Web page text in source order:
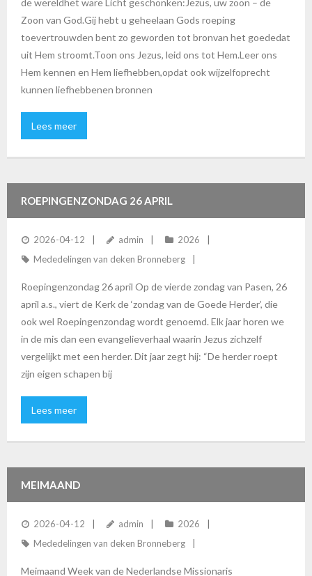
Zoon van God.Gij hebt u geheelaan Gods roeping
toevertrouwden bent zo geworden tot bronvan het goededat
uit Hem stroomt.Toon ons Jezus, leid ons tot Hem.Leer ons
Hem kennen en Hem liefhebben,opdat ook wijzelfoprecht
kunnen liefhebbenen bronnen
Lees meer
ROEPINGENZONDAG 26 APRIL
2026-04-12 admin
2026
Mededelingen van deken Bronneberg
Roepingenzondag 26 april Op de vierde zondag van Pasen, 26
april a.s., viert de Kerk de ‘zondag van de Goede Herder’, die
ook wel Roepingenzondag wordt genoemd. Elk jaar horen we
in de mis dan een evangelieverhaal waarin Jezus zichzelf
vergelijkt met een herder. Dit jaar zegt hij: “De herder roept
zijn eigen schapen bij
Lees meer
MEIMAAND
2026-04-12 admin
2026
Mededelingen van deken Bronneberg
Meimaand Week van de Nederlandse Missionaris